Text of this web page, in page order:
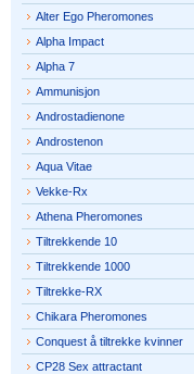
Alter Ego Pheromones
Alpha Impact
Alpha 7
Ammunisjon
Androstadienone
Androstenon
Aqua Vitae
Vekke-Rx
Athena Pheromones
Tiltrekkende 10
Tiltrekkende 1000
Tiltrekke-RX
Chikara Pheromones
Conquest å tiltrekke kvinner
CP28 Sex attractant